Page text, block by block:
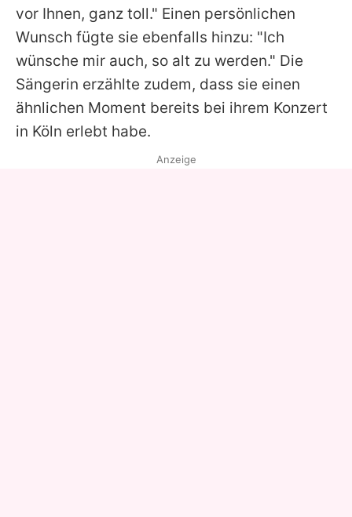
vor Ihnen, ganz toll." Einen persönlichen
Wunsch fügte sie ebenfalls hinzu: "Ich
wünsche mir auch, so alt zu werden." Die
Sängerin erzählte zudem, dass sie einen
ähnlichen Moment bereits bei ihrem Konzert
in Köln erlebt habe.
Anzeige